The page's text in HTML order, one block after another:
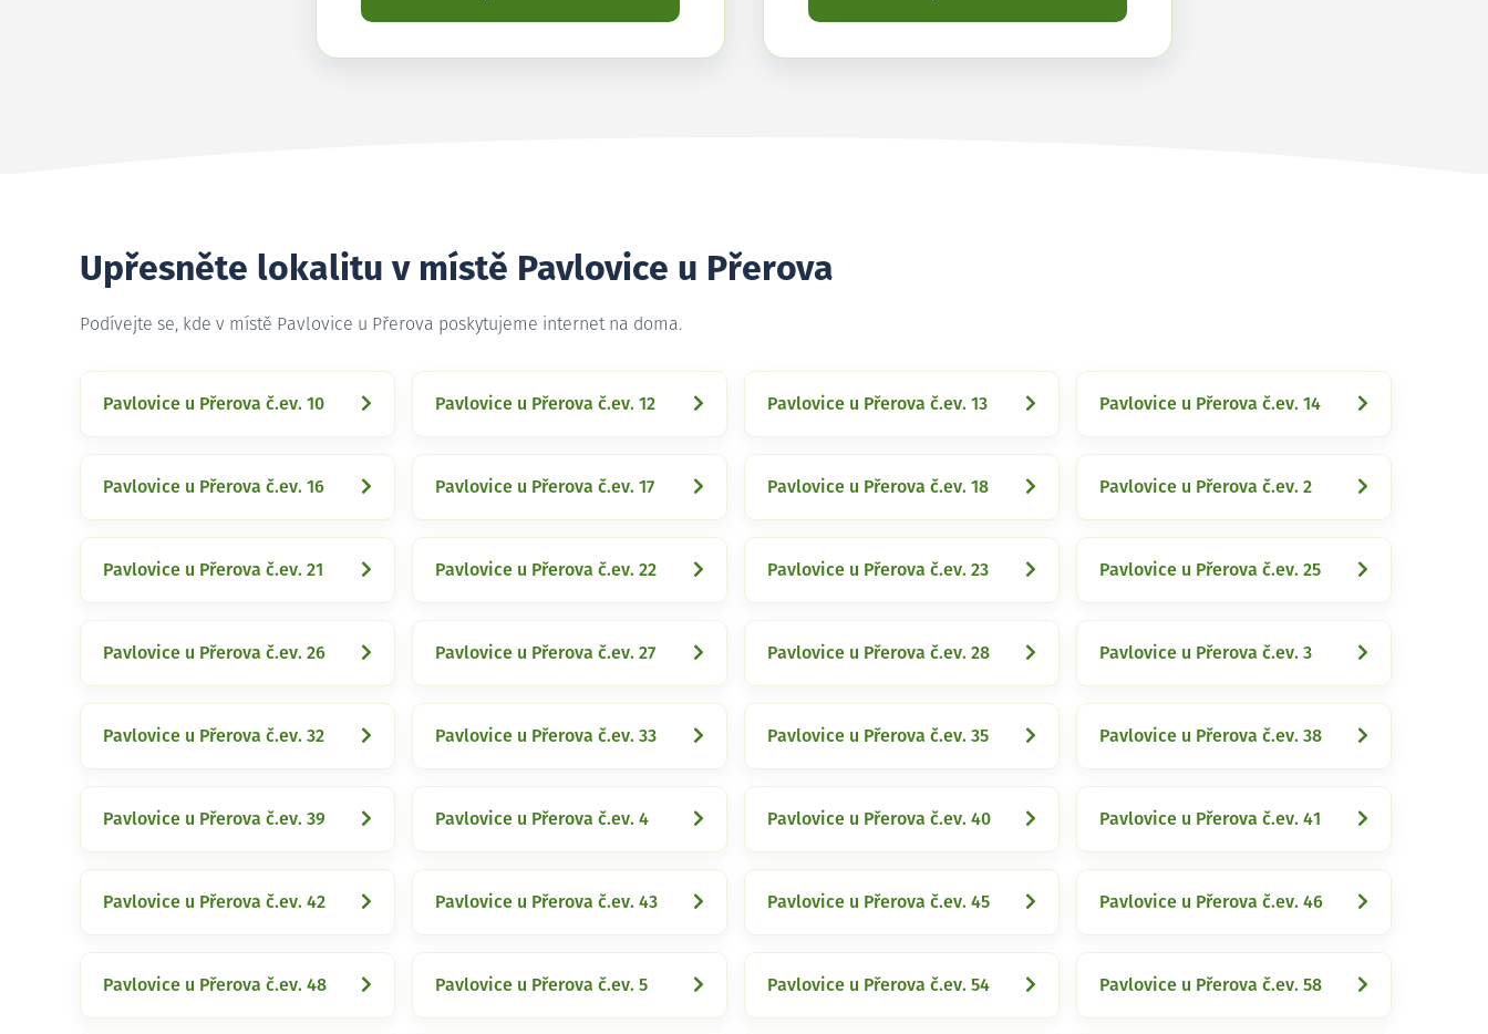
Upřesněte lokalitu v místě Pavlovice u Přerova
Podívejte se, kde v místě Pavlovice u Přerova poskytujeme internet na doma.
Pavlovice u Přerova č.ev. 10 Pavlovice u Přerova č.ev. 12 Pavlovice u Přerova č.ev. 13 Pavlovice u Přerova č.ev. 14
Pavlovice u Přerova č.ev. 16 Pavlovice u Přerova č.ev. 17 Pavlovice u Přerova č.ev. 18 Pavlovice u Přerova č.ev. 2
Pavlovice u Přerova č.ev. 21 Pavlovice u Přerova č.ev. 22 Pavlovice u Přerova č.ev. 23 Pavlovice u Přerova č.ev. 25
Pavlovice u Přerova č.ev. 26 Pavlovice u Přerova č.ev. 27 Pavlovice u Přerova č.ev. 28 Pavlovice u Přerova č.ev. 3
Pavlovice u Přerova č.ev. 32 Pavlovice u Přerova č.ev. 33 Pavlovice u Přerova č.ev. 35 Pavlovice u Přerova č.ev. 38
Pavlovice u Přerova č.ev. 39 Pavlovice u Přerova č.ev. 4 Pavlovice u Přerova č.ev. 40 Pavlovice u Přerova č.ev. 41
Pavlovice u Přerova č.ev. 42 Pavlovice u Přerova č.ev. 43 Pavlovice u Přerova č.ev. 45 Pavlovice u Přerova č.ev. 46
Pavlovice u Přerova č.ev. 48 Pavlovice u Přerova č.ev. 5 Pavlovice u Přerova č.ev. 54 Pavlovice u Přerova č.ev. 58